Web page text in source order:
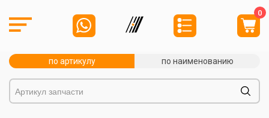
0
по артикулу по наименованию